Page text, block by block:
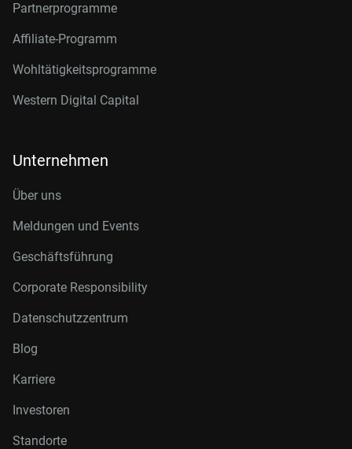
Partnerprogramme
Affiliate-Programm
Wohltätigkeitsprogramme
Western Digital Capital
Unternehmen
Über uns
Meldungen und Events
Geschäftsführung
Corporate Responsibility
Datenschutzzentrum
Blog
Karriere
Investoren
Standorte